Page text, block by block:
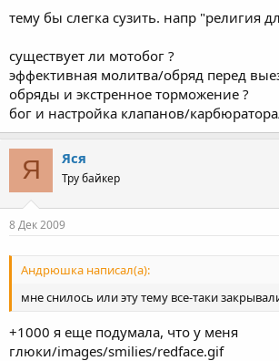
тему бы слегка сузить. напр "религия
существует ли мотобог ?
эффективная молитва/обряд перед
обряды и экстренное торможение ?
бог и настройка клапанов/
Я Яся
Тру байкер
8 Дек 2009
Андрюшка написал(а):
мне снилось или эту тему все-таки
+1000 я еще подумала, что у меня
глюки/images/smilies/redface.gif